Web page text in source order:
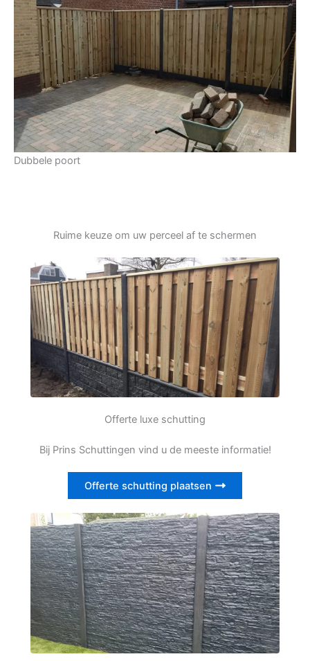
Dubbele poort
Ruime keuze om uw perceel af te schermen
Offerte luxe schutting
Bij Prins Schuttingen vind u de meeste informatie!
Offerte schutting plaatsen